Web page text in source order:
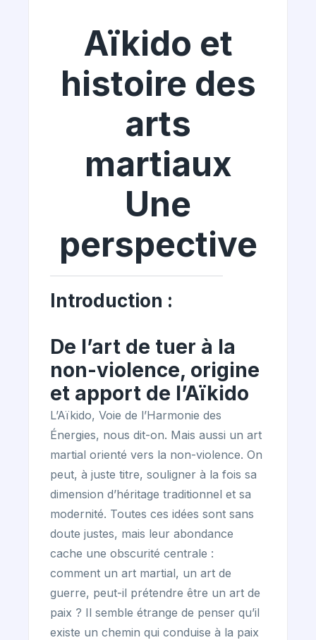
Aïkido et
histoire des
arts
martiaux
Une
perspective
Introduction :
De l’art de tuer à la
non-violence, origine
et apport de l’Aïkido
L’Aïkido, Voie de l’Harmonie des
Énergies, nous dit-on. Mais aussi un art
martial orienté vers la non-violence. On
peut, à juste titre, souligner à la fois sa
dimension d’héritage traditionnel et sa
modernité. Toutes ces idées sont sans
doute justes, mais leur abondance
cache une obscurité centrale :
comment un art martial, un art de
guerre, peut-il prétendre être un art de
paix ? Il semble étrange de penser qu’il
existe un chemin qui conduise à la paix